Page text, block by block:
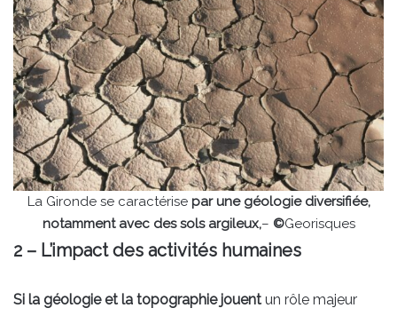
La Gironde se caractérise par une géologie diversifiée,
notamment avec des sols argileux,– ©Georisques
2 – L’impact des activités humaines
Si la géologie et la topographie jouent un rôle majeur